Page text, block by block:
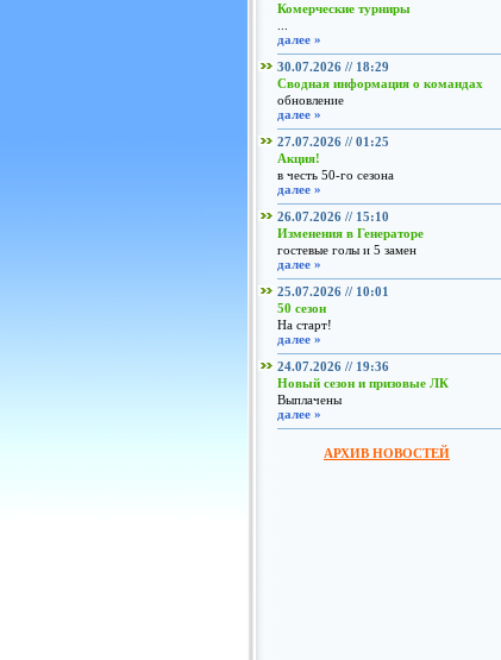
Комерческие турниры
далее »
30.07.2026 // 18:29
Сводная информация о командах
обновление
далее »
27.07.2026 // 01:25
Акция!
в честь 50-го сезона
далее »
26.07.2026 // 15:10
Изменения в Генераторе
гостевые голы и 5 замен
далее »
25.07.2026 // 10:01
50 сезон
На старт!
далее »
24.07.2026 // 19:36
Новый сезон и призовые ЛК
Выплачены
далее »
АРХИВ НОВОСТЕЙ